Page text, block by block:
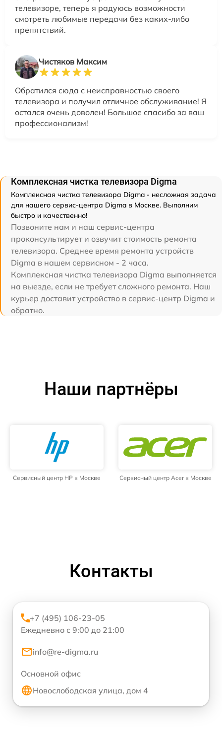
телевизоре, теперь я радуюсь возможности
смотреть любимые передачи без каких-либо
препятствий.
Чистяков Максим
Обратился сюда с неисправностью своего
телевизора и получил отличное обслуживание! Я
остался очень доволен! Большое спасибо за ваш
профессионализм!
Комплексная чистка телевизора Digma
Комплексная чистка телевизора Digma - несложная задача
для нашего сервис-центра Digma в Москве. Выполним
быстро и качественно!
Позвоните нам и наш сервис-центра
проконсультирует и озвучит стоимость ремонта
телевизора. Среднее время ремонта устройств
Digma в нашем сервисном - 2 часа.
Комплексная чистка телевизора Digma выполняется
на выезде, если не требует сложного ремонта. Наш
курьер доставит устройство в сервис-центр Digma и
обратно.
Наши партнёры
Сервисный центр HP в Москве Сервисный центр Acer в Москве
Контакты
+7 (495) 106-23-05
Ежедневно с 9:00 до 21:00
info@re-digma.ru
Основной офис
Новослободская улица, дом 4